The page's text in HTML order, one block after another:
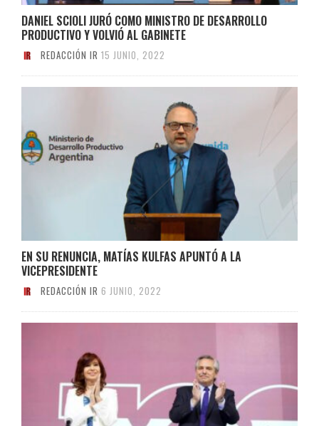
DANIEL SCIOLI JURÓ COMO MINISTRO DE DESARROLLO
PRODUCTIVO Y VOLVIÓ AL GABINETE
REDACCIÓN IR 15 JUNIO, 2022
EN SU RENUNCIA, MATÍAS KULFAS APUNTÓ A LA
VICEPRESIDENTE
REDACCIÓN IR 6 JUNIO, 2022